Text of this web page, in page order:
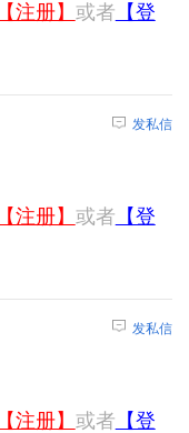
【注册】 或者 【登
发私信
【注册】 或者 【登
发私信
【注册】 或者 【登